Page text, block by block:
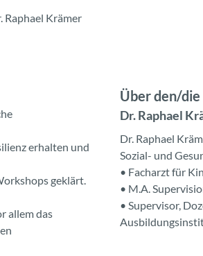
Raphael Krämer
erhalten und
geklärt.
allem das
Über den/
Dr. Raphael
Dr. Raphael
Sozial- und
• Facharzt für
• M.A.
• Supervisor,